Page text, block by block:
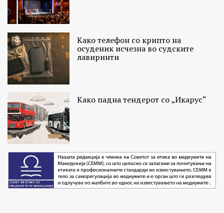
Како телефон со крипто на
осуденик исчезна во судските
лавиринти
Како падна тендерот со „Икарус“